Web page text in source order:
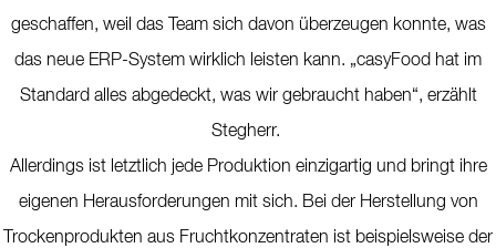
geschaffen, weil das Team sich davon überzeugen konnte, was
das neue ERP-System wirklich leisten kann. „casyFood hat im
Standard alles abgedeckt, was wir gebraucht haben“, erzählt
Stegherr.
Allerdings ist letztlich jede Produktion einzigartig und bringt ihre
eigenen Herausforderungen mit sich. Bei der Herstellung von
Trockenprodukten aus Fruchtkonzentraten ist beispielsweise der